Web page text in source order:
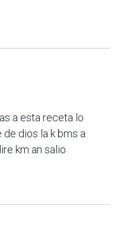
a esta receta lo
dios la k bms a
km an salio